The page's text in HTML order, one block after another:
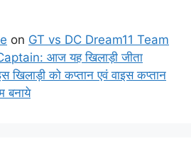
on GT vs DC Dream11 Team
आज यह खिलाड़ी जीता
को कप्तान एवं वाइस कप्तान
बनाये